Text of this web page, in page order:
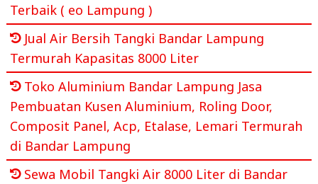
Terbaik ( eo Lampung )
Jual Air Bersih Tangki Bandar Lampung
Termurah Kapasitas 8000 Liter
Toko Aluminium Bandar Lampung Jasa
Pembuatan Kusen Aluminium, Roling Door,
Composit Panel, Acp, Etalase, Lemari Termurah
di Bandar Lampung
Sewa Mobil Tangki Air 8000 Liter di Bandar